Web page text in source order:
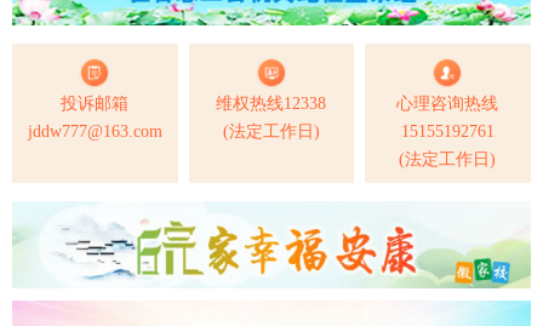
投诉邮箱
jddw777@163.com
维权热线12338
(法定工作日)
心理咨询热线
15155192761
(法定工作日)